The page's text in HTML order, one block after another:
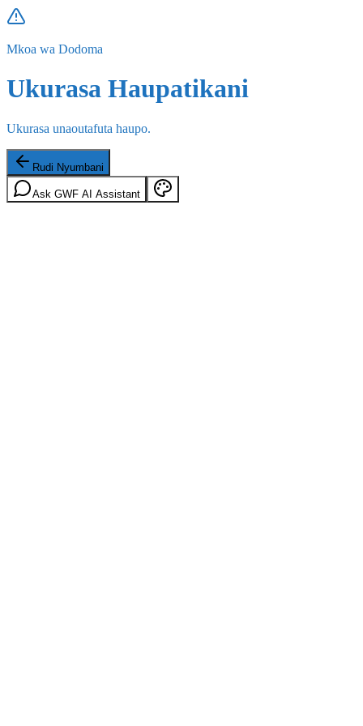
Mkoa wa Dodoma
Ukurasa Haupatikani
Ukurasa unaoutafuta haupo.
Rudi Nyumbani
Ask GWF AI Assistant